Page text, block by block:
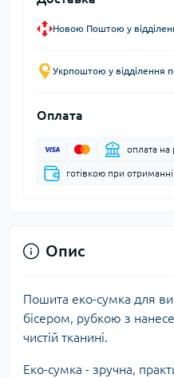
Новою Поштою у
Укрпоштою у відділення
Оплата
оплата
готівкою при отриманні
Опис
Пошита еко-сумка для
бісером, рубкою з
чистій тканині.
Еко-сумка - зручна,